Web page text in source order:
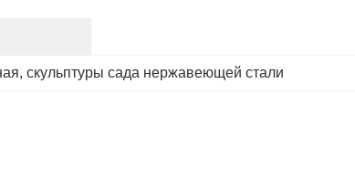
, скульптуры сада нержавеющей стали